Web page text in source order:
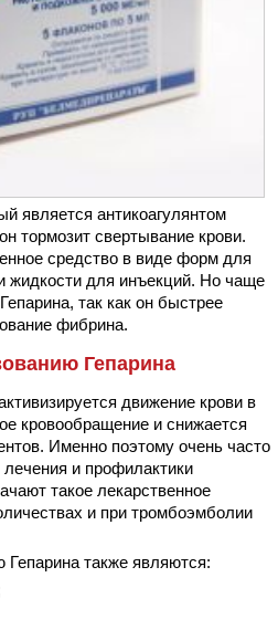
является антикоагулянтом
тормозит свертывание крови.
средство в виде форм для
жидкости для инъекций. Но чаще
так как он быстрее
фибрина.
Гепарина
движение крови в
кровообращение и снижается
Именно поэтому очень часто
и профилактики
такое лекарственное
и при тромбоэмболии
также являются: